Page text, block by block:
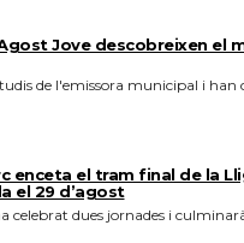
Jove descobreixen el
de l'emissora municipal i han
enceta el tram final de la
el 29 d’agost
celebrat dues jornades i